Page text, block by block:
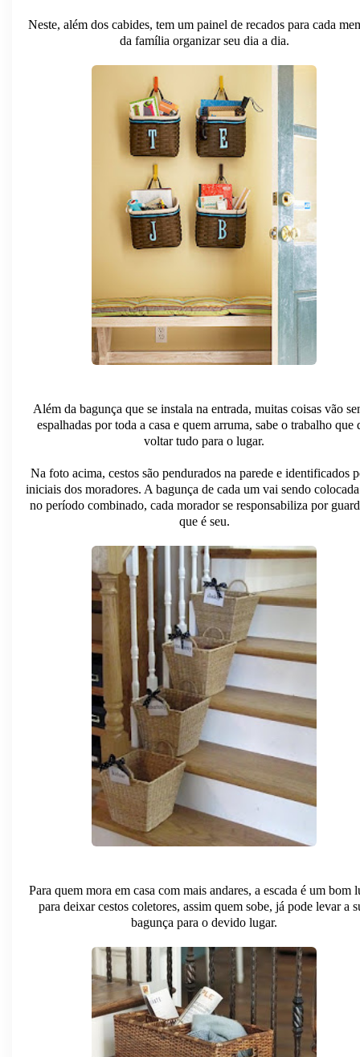
Neste, além dos cabides, tem um painel de recados para cada
da família organizar seu dia a dia.
Além da bagunça que se instala na entrada, muitas coisas vão
espalhadas por toda a casa e quem arruma, sabe o trabalho que
voltar tudo para o lugar.
Na foto acima, cestos são pendurados na parede e identificados
iniciais dos moradores. A bagunça de cada um vai sendo
no período combinado, cada morador se responsabiliza por
que é seu.
Para quem mora em casa com mais andares, a escada é um bom
para deixar cestos coletores, assim quem sobe, já pode levar a
bagunça para o devido lugar.